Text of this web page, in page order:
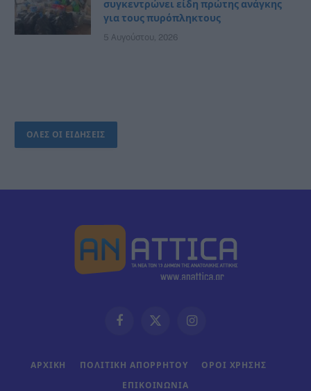
συγκεντρώνει είδη πρώτης ανάγκης
για τους πυρόπληκτους
5 Αυγούστου, 2026
ΟΛΕΣ ΟΙ ΕΙΔΗΣΕΙΣ
FacebookX
Instagram
ΑΡΧΙΚΗ ΠΟΛΙΤΙΚΗ ΑΠΟΡΡΗΤΟΥ ΟΡΟΙ ΧΡΗΣΗΣ
ΕΠΙΚΟΙΝΩΝΊΑ